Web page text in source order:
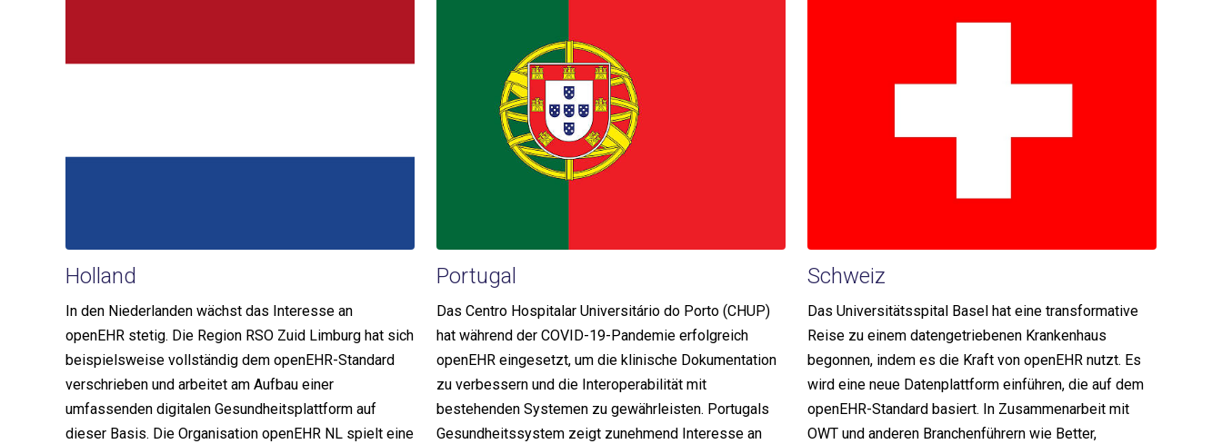
Holland
In den Niederlanden wächst das Interesse an
openEHR stetig. Die Region RSO Zuid Limburg hat sich
beispielsweise vollständig dem openEHR-Standard
verschrieben und arbeitet am Aufbau einer
umfassenden digitalen Gesundheitsplattform auf
dieser Basis. Die Organisation openEHR NL spielt eine
Portugal
Das Centro Hospitalar Universitário do Porto (CHUP)
hat während der COVID-19-Pandemie erfolgreich
openEHR eingesetzt, um die klinische Dokumentation
zu verbessern und die Interoperabilität mit
bestehenden Systemen zu gewährleisten. Portugals
Gesundheitssystem zeigt zunehmend Interesse an
Schweiz
Das Universitätsspital Basel hat eine transformative
Reise zu einem datengetriebenen Krankenhaus
begonnen, indem es die Kraft von openEHR nutzt. Es
wird eine neue Datenplattform einführen, die auf dem
openEHR-Standard basiert. In Zusammenarbeit mit
OWT und anderen Branchenführern wie Better,